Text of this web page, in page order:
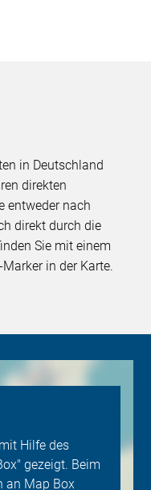
in Deutschland
direkten
entweder nach
direkt durch die
Sie mit einem
in der Karte.
Hilfe des
gezeigt. Beim
an Map Box